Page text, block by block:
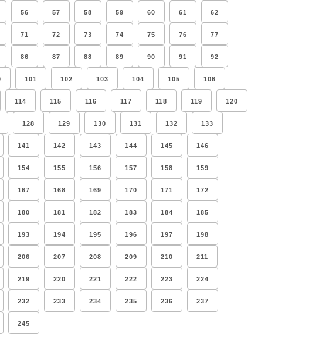
56 57 58 59 60 61 62
71 72 73 74 75 76 77
86 87 88 89 90 91 92
101 102 103 104 105 106
114 115 116 117 118 119 120
128 129 130 131 132 133
141 142 143 144 145 146
154 155 156 157 158 159
167 168 169 170 171 172
180 181 182 183 184 185
193 194 195 196 197 198
206 207 208 209 210 211
219 220 221 222 223 224
232 233 234 235 236 237
245